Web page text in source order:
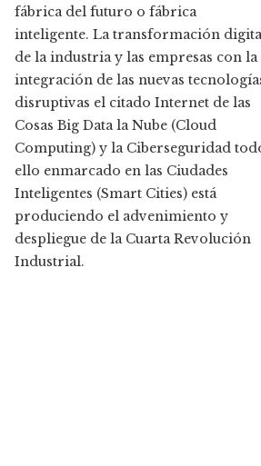
fábrica del futuro o fábrica
inteligente. La transformación
de la industria y las empresas con la
integración de las nuevas
disruptivas el citado Internet de las
Cosas Big Data la Nube (Cloud
Computing) y la Ciberseguridad
ello enmarcado en las Ciudades
Inteligentes (Smart Cities) está
produciendo el advenimiento y
despliegue de la Cuarta Revolución
Industrial.